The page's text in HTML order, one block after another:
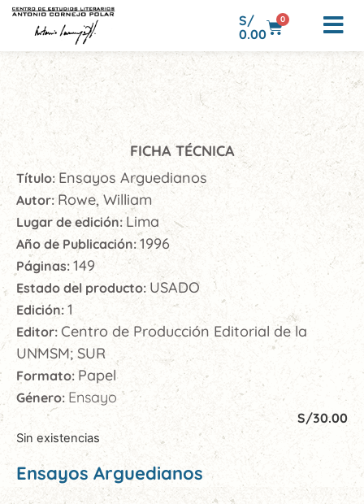
S/
0.00
0
FICHA TÉCNICA
Título: Ensayos Arguedianos
Autor: Rowe, William
Lugar de edición: Lima
Año de Publicación:1996
Páginas: 149
Estado del producto: USADO
Edición: 1
Editor: Centro de Producción Editorial de la
UNMSM; SUR
Formato: Papel
Género: Ensayo
S/30.00
Sin existencias
Ensayos Arguedianos